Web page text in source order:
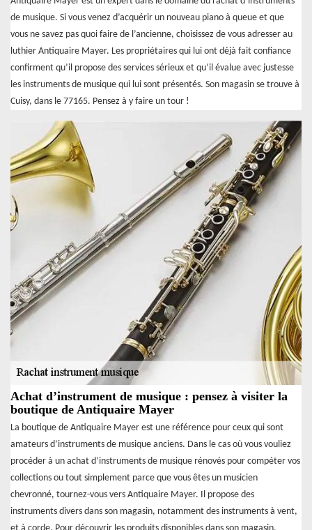
de musique. Si vous venez d’acquérir un nouveau piano à queue et que
vous ne savez pas quoi faire de l’ancienne, choisissez de vous adresser au
luthier Antiquaire Mayer. Les propriétaires qui lui ont déjà fait confiance
confirment qu’il propose des services sérieux et qu’il évalue avec justesse
les instruments de musique qui lui sont présentés. Son magasin se trouve à
Cuisy, dans le 77165. Pensez à y faire un tour !
Achat d’instrument de musique : pensez à visiter la
boutique de Antiquaire Mayer
La boutique de Antiquaire Mayer est une référence pour ceux qui sont
amateurs d’instruments de musique anciens. Dans le cas où vous vouliez
procéder à un achat d’instruments de musique rénovés pour compéter vos
collections ou tout simplement parce que vous êtes un musicien
chevronné, tournez-vous vers Antiquaire Mayer. Il propose des
instruments divers dans son magasin, notamment des instruments à vent,